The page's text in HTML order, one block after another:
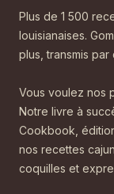
Plus de 1 500
louisianaises.
plus, transmis
Vous voulez nos
Notre livre à
Cookbook,
nos recettes
coquilles et